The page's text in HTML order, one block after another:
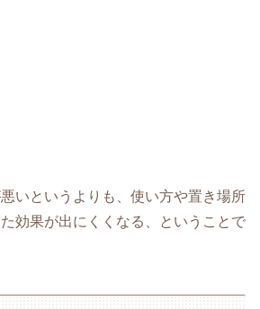
いというよりも、使い方や置き場所
効果が出にくくなる、ということで